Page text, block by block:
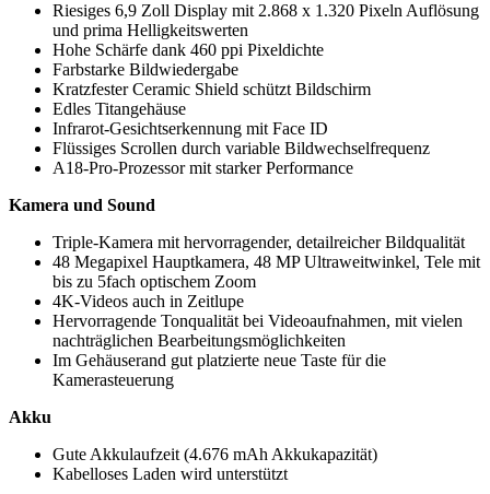
Riesiges 6,9 Zoll Display mit 2.868 x 1.320 Pixeln Auflösung
und prima Helligkeitswerten
Hohe Schärfe dank 460 ppi Pixeldichte
Farbstarke Bildwiedergabe
Kratzfester Ceramic Shield schützt Bildschirm
Edles Titangehäuse
Infrarot-Gesichtserkennung mit Face ID
Flüssiges Scrollen durch variable Bildwechselfrequenz
A18-Pro-Prozessor mit starker Performance
Kamera und Sound
Triple-Kamera mit hervorragender, detailreicher Bildqualität
48 Megapixel Hauptkamera, 48 MP Ultraweitwinkel, Tele mit
bis zu 5fach optischem Zoom
4K-Videos auch in Zeitlupe
Hervorragende Tonqualität bei Videoaufnahmen, mit vielen
nachträglichen Bearbeitungsmöglichkeiten
Im Gehäuserand gut platzierte neue Taste für die
Kamerasteuerung
Akku
Gute Akkulaufzeit (4.676 mAh Akkukapazität)
Kabelloses Laden wird unterstützt